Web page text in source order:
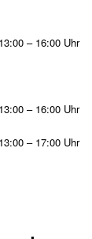
– 16:00 Uhr
– 16:00 Uhr
– 17:00 Uhr